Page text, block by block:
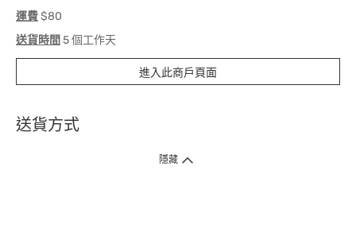
運費$80
送貨時間 5 個工作天
進入此商戶頁面
送貨方式
1. 送貨到府（受衛生署條例規管產品除外 ）
隱藏